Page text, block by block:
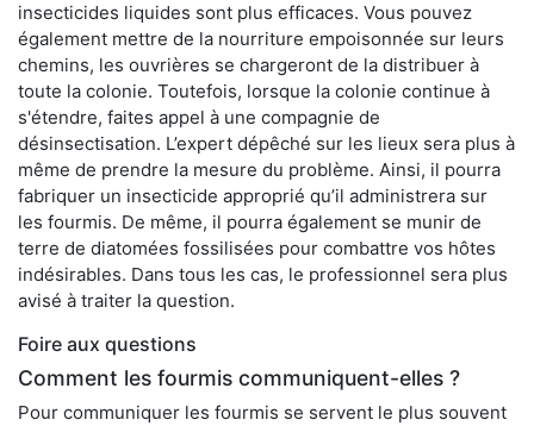
insecticides liquides sont plus efficaces. Vous pouvez
également mettre de la nourriture empoisonnée sur leurs
chemins, les ouvrières se chargeront de la distribuer à
toute la colonie. Toutefois, lorsque la colonie continue à
s'étendre, faites appel à une compagnie de
désinsectisation. L’expert dépêché sur les lieux sera plus à
même de prendre la mesure du problème. Ainsi, il pourra
fabriquer un insecticide approprié qu’il administrera sur
les fourmis. De même, il pourra également se munir de
terre de diatomées fossilisées pour combattre vos hôtes
indésirables. Dans tous les cas, le professionnel sera plus
avisé à traiter la question.
Foire aux questions
Comment les fourmis communiquent-elles ?
Pour communiquer les fourmis se servent le plus souvent